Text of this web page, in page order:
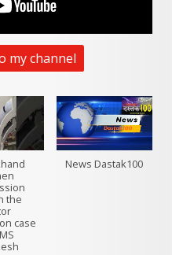
my channel
the
case
News Dastak100